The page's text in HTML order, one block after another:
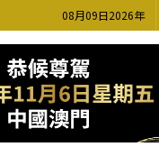
08月09日2026年